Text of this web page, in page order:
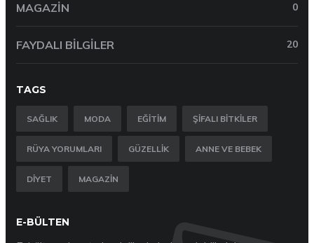
MAGAZIN 0
FAYDALI BILGILER 20
TAGS
SAĞLIK MODA EĞITIM ŞIFALI BITKILER
RÜYA YORUMLARI GÜZELLIK ANNE VE BEBEK
DIYET MAGAZIN
E-BÜLTEN